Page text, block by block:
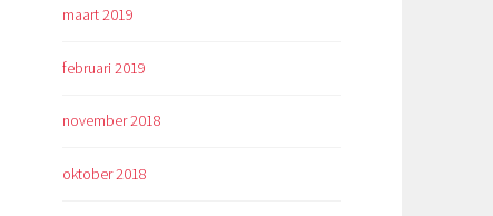
maart 2019
februari 2019
november 2018
oktober 2018